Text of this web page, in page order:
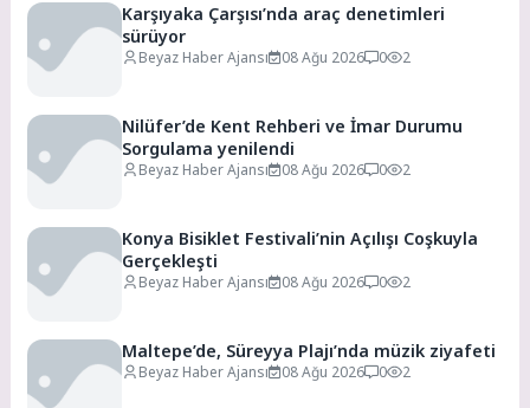
Karşıyaka Çarşısı’nda araç denetimleri
sürüyor
Beyaz Haber Ajansı 08 Ağu 2026 0 2
Nilüfer’de Kent Rehberi ve İmar Durumu
Sorgulama yenilendi
Beyaz Haber Ajansı 08 Ağu 2026 0 2
Konya Bisiklet Festivali’nin Açılışı Coşkuyla
Gerçekleşti
Beyaz Haber Ajansı 08 Ağu 2026 0 2
Maltepe’de, Süreyya Plajı’nda müzik ziyafeti
Beyaz Haber Ajansı 08 Ağu 2026 0 2